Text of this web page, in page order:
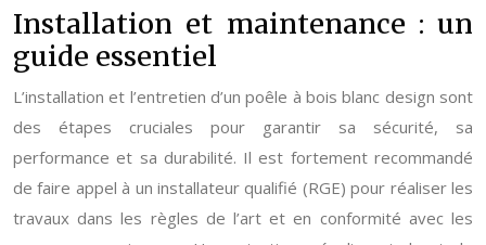
Installation et maintenance : un
guide essentiel
L’installation et l’entretien d’un poêle à bois blanc design sont
des étapes cruciales pour garantir sa sécurité, sa
performance et sa durabilité. Il est fortement recommandé
de faire appel à un installateur qualifié (RGE) pour réaliser les
travaux dans les règles de l’art et en conformité avec les